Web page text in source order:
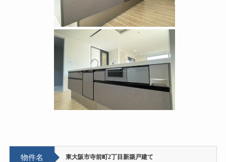
物件名 東大阪市寺前町2丁目新築戸建て